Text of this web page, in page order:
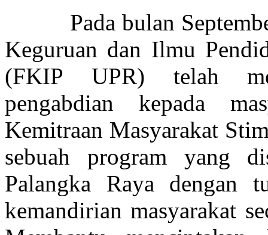
Pada bulan September
Keguruan dan Ilmu
(FKIP UPR) telah
pengabdian kepada
Kemitraan Masyarakat
sebuah program yang
Palangka Raya dengan
kemandirian masyarakat